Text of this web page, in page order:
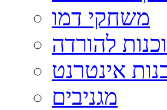
משחקי דמו
להורדה
אינטרנט
מגניבים